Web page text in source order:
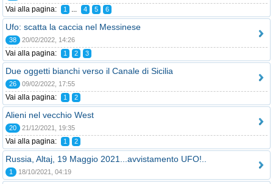
Vai alla pagina: 1 ... 4 5 6
Ufo: scatta la caccia nel Messinese
38 20/02/2022, 14:26
Vai alla pagina: 1 2 3
Due oggetti bianchi verso il Canale di Sicilia
26 09/02/2022, 17:55
Vai alla pagina: 1 2
Alieni nel vecchio West
20 21/12/2021, 19:35
Vai alla pagina: 1 2
Russia, Altaj, 19 Maggio 2021...avvistamento UFO!..
1 18/10/2021, 04:19